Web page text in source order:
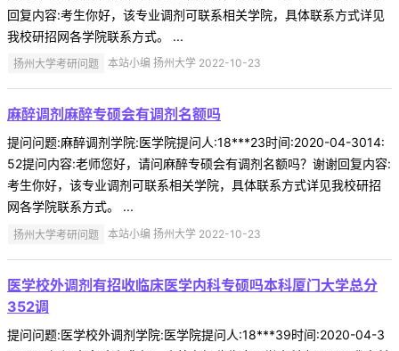
回复内容:考生你好，该专业调剂可联系相关学院，具体联系方式详见
我校研招网各学院联系方式。 ...
扬州大学考研问题 本站小编 扬州大学 2022-10-23
麻醉调剂麻醉专硕会有调剂名额吗
提问问题:麻醉调剂学院:医学院提问人:18***23时间:2020-04-3014:
52提问内容:老师您好，请问麻醉专硕会有调剂名额吗？谢谢回复内容:
考生你好，该专业调剂可联系相关学院，具体联系方式详见我校研招
网各学院联系方式。 ...
扬州大学考研问题 本站小编 扬州大学 2022-10-23
医学校外调剂有招收临床医学内科专硕吗本科厦门大学总分
352调
提问问题:医学校外调剂学院:医学院提问人:18***39时间:2020-04-3